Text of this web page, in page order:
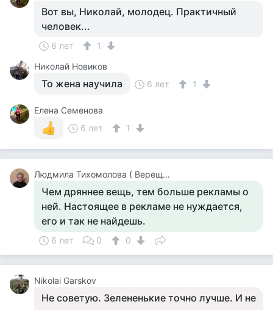
Вот вы, Николай, молодец. Практичный
человек...
6 лет
1
Николай Новиков
То жена научила 6 лет 1
Елена Семенова
6 лет
1
Людмила Тихомолова ( Верещагина )
Чем дряннее вещь, тем больше рекламы о
ней. Настоящее в рекламе не нуждается,
его и так не найдешь.
6 лет 0 0
Nikolai Garskov
Не советую. Зелененькие точно лучше. И не